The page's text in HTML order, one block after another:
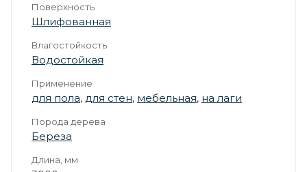
Поверхность
Шлифованная
Влагостойкость
Водостойкая
Применение
для пола, для стен, мебельная, на лаги
Порода дерева
Береза
Длина, мм